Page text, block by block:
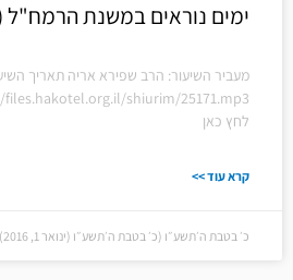
ימים נוראים במשנת הרמח"ל (2) – ענין יום
מעביר השיעור: הרב שפירא אריה תאריך
לחץ כאן
קרא עוד >>
כ׳ בטבת ה׳תשע״ו (כ׳ בטבת ה׳תשע״ו (ינואר 1, 2016))